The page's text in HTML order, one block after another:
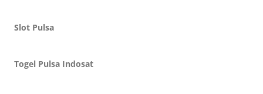
Slot Pulsa
Togel Pulsa Indosat